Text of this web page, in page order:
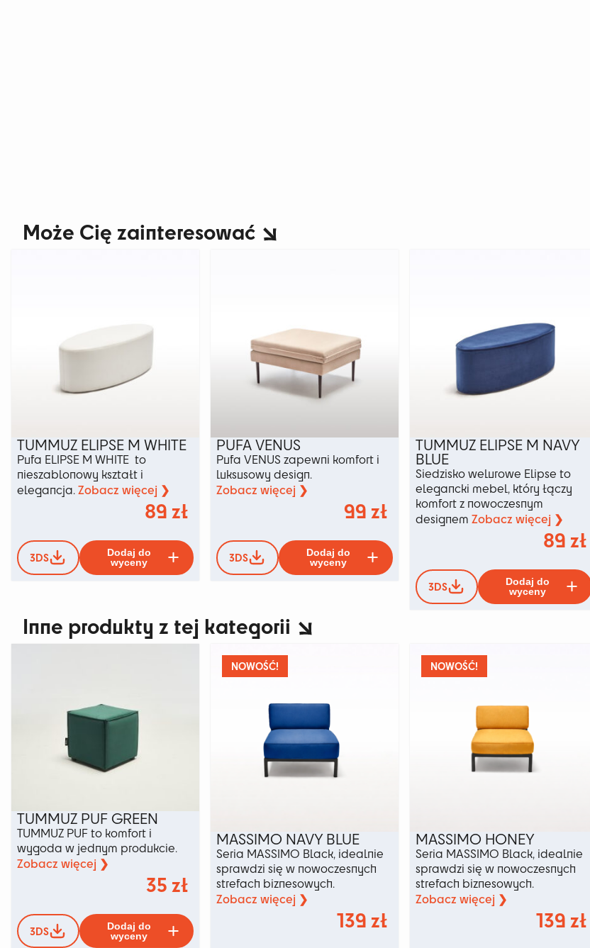
Może Cię zainteresować
TUMMUZ ELIPSE M WHITE
Pufa ELIPSE M WHITE to
nieszablonowy kształt i
elegancja. Zobacz więcej ❯
89 zł
3DS
Dodaj do
wyceny
Ten
produkt
Opcje
można
stronie
PUFA VENUS
Pufa VENUS zapewni komfort i
luksusowy design.
Zobacz więcej ❯
99 zł
3DS
Dodaj do
wyceny
Ten
produkt
wiele
wariantów.
stronie
TUMMUZ ELIPSE M NAVY
BLUE
Siedzisko welurowe Elipse to
elegancki mebel, który łączy
komfort z nowoczesnym
designem Zobacz więcej ❯
89 zł
3DS
Dodaj do
wyceny
Inne produkty z tej kategorii
TUMMUZ PUF GREEN
TUMMUZ PUF to komfort i
wygoda w jednym produkcie.
Zobacz więcej ❯
35 zł
3DS
Dodaj do
wyceny
Ten
produkt
NOWOŚĆ!
MASSIMO NAVY BLUE
Seria MASSIMO Black, idealnie
sprawdzi się w nowoczesnych
strefach biznesowych.
Zobacz więcej ❯
139 zł
NOWOŚĆ!
MASSIMO HONEY
Seria MASSIMO Black, idealnie
sprawdzi się w nowoczesnych
strefach biznesowych.
Zobacz więcej ❯
139 zł